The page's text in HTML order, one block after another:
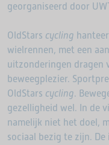
georganiseerd door
OldStars cycling
wielrennen, met een
uitzonderingen dragen
beweegplezier.
OldStars cycling.
gezelligheid wel. In de
namelijk niet het doel,
sociaal bezig te zijn.